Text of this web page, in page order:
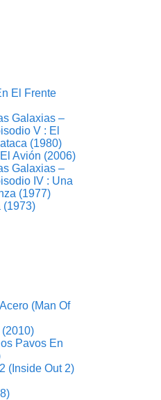
El Frente
Galaxias –
V : El
(1980)
Avión (2006)
Galaxias –
IV : Una
(1977)
(1973)
(Man Of
(2010)
Pavos En
(Inside Out 2)